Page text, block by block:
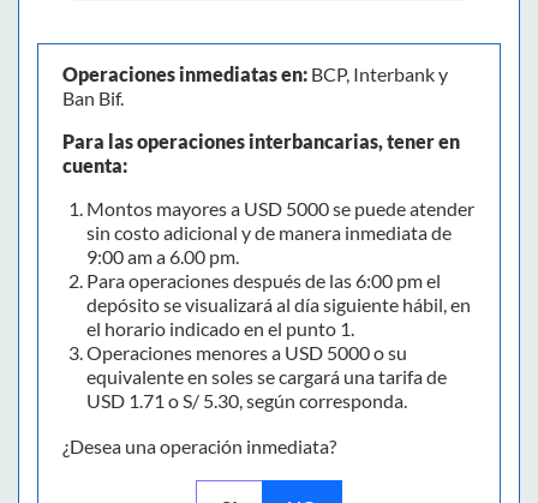
Operaciones inmediatas en: BCP, Interbank y
Ban Bif.
Para las operaciones interbancarias, tener en
cuenta:
Montos mayores a USD 5000 se puede atender
sin costo adicional y de manera inmediata de
9:00 am a 6.00 pm.
Para operaciones después de las 6:00 pm el
depósito se visualizará al día siguiente hábil, en
el horario indicado en el punto 1.
Operaciones menores a USD 5000 o su
equivalente en soles se cargará una tarifa de
USD 1.71 o S/ 5.30, según corresponda.
¿Desea una operación inmediata?